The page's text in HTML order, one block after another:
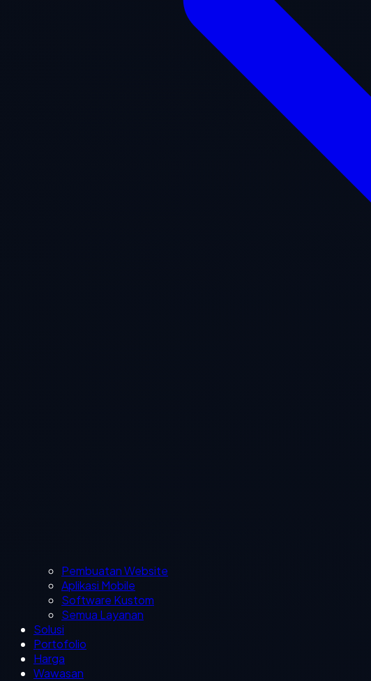
Pembuatan Website
Aplikasi Mobile
Software Kustom
Semua Layanan
Solusi
Portofolio
Harga
Wawasan